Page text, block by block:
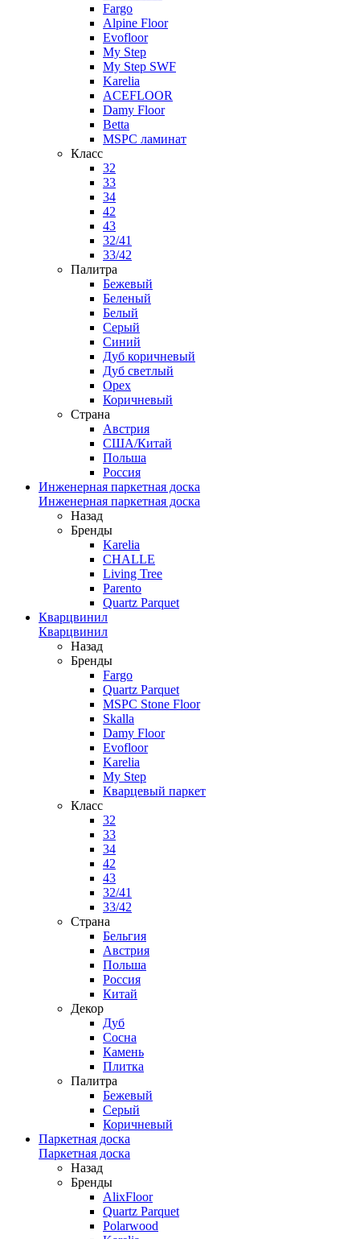
Fargo
Alpine Floor
Evofloor
My Step
My Step SWF
Karelia
ACEFLOOR
Damy Floor
Betta
MSPC ламинат
Класс
32
33
34
42
43
32/41
33/42
Палитра
Бежевый
Беленый
Белый
Серый
Синий
Дуб коричневый
Дуб светлый
Орех
Коричневый
Страна
Австрия
США/Китай
Польша
Россия
Инженерная паркетная доска
Инженерная паркетная доска
Назад
Бренды
Karelia
CHALLE
Living Tree
Parento
Quartz Parquet
Кварцвинил
Кварцвинил
Назад
Бренды
Fargo
Quartz Parquet
MSPC Stone Floor
Skalla
Damy Floor
Evofloor
Karelia
My Step
Кварцевый паркет
Класс
32
33
34
42
43
32/41
33/42
Страна
Бельгия
Австрия
Польша
Россия
Китай
Декор
Дуб
Сосна
Камень
Плитка
Палитра
Бежевый
Серый
Коричневый
Паркетная доска
Паркетная доска
Назад
Бренды
AlixFloor
Quartz Parquet
Polarwood